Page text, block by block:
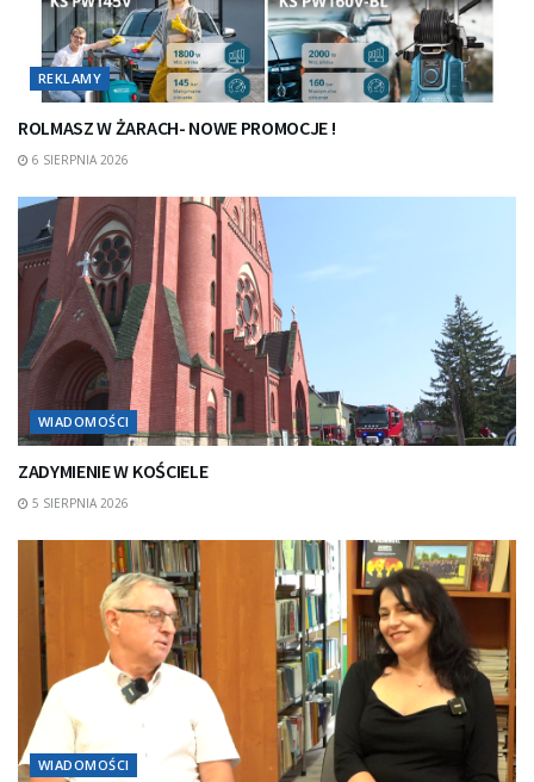
REKLAMY
ROLMASZ W ŻARACH- NOWE PROMOCJE !
6 SIERPNIA 2026
WIADOMOŚCI
ZADYMIENIE W KOŚCIELE
5 SIERPNIA 2026
WIADOMOŚCI